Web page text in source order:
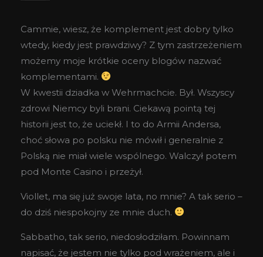
Cammie, wiesz, że komplement jest dobry tylko
wtedy, kiedy jest prawdziwy? Z tym zastrzeżeniem
możemy moje krótkie oceny blogów nazwać
komplementami.
W kwestii dziadka w Wehrmachcie. Był. Wszyscy
zdrowi Niemcy byli brani. Ciekawą pointą tej
historii jest to, że uciekł. I to do Armii Andersa,
choć słowa po polsku nie mówił i generalnie z
Polską nie miał wiele wspólnego. Walczył potem
pod Monte Casino i przeżył.
Viollet, ma się już swoje lata, no mnie? A tak serio –
do dziś niespokojny ze mnie duch.
Sabbatho, tak serio, niedosłodziłam. Powinnam
napisać, że jestem nie tylko pod wrażeniem, ale i